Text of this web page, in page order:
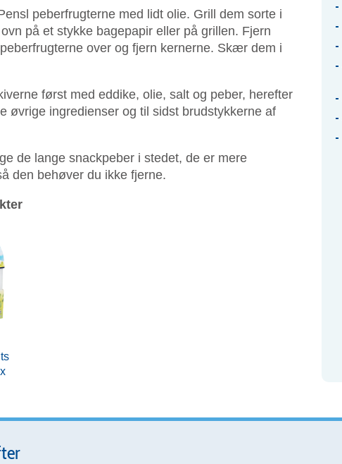
peberfrugterne med lidt olie. Grill dem sorte i
på et stykke bagepapir eller på grillen. Fjern
over og fjern kernerne. Skær dem i
først med eddike, olie, salt og peber, herefter
øvrige ingredienser og til sidst brudstykkerne af
de lange snackpeber i stedet, de er mere
den behøver du ikke fjerne.